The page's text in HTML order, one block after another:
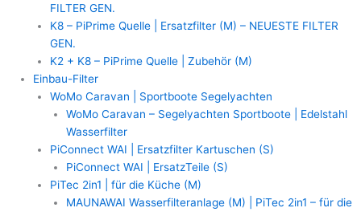
FILTER GEN.
K8 – PiPrime Quelle | Ersatzfilter (M) – NEUESTE FILTER
GEN.
K2 + K8 – PiPrime Quelle | Zubehör (M)
Einbau-Filter
WoMo Caravan | Sportboote Segelyachten
WoMo Caravan – Segelyachten Sportboote | Edelstahl
Wasserfilter
PiConnect WAI | Ersatzfilter Kartuschen (S)
PiConnect WAI | ErsatzTeile (S)
PiTec 2in1 | für die Küche (M)
MAUNAWAI Wasserfilteranlage (M) | PiTec 2in1 – für die